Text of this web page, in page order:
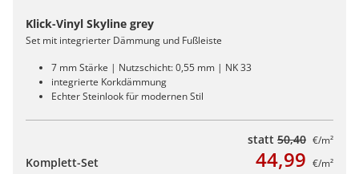
Klick-Vinyl Skyline grey
Set mit integrierter Dämmung und Fußleiste
7 mm Stärke | Nutzschicht: 0,55 mm | NK 33
integrierte Korkdämmung
Echter Steinlook für modernen Stil
statt 50,40 €/m²
Komplett-Set 44,99 €/m²